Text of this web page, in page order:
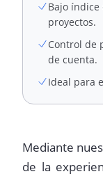
Bajo
proyectos.
Control de
de cuenta.
Ideal para
Mediante
de la